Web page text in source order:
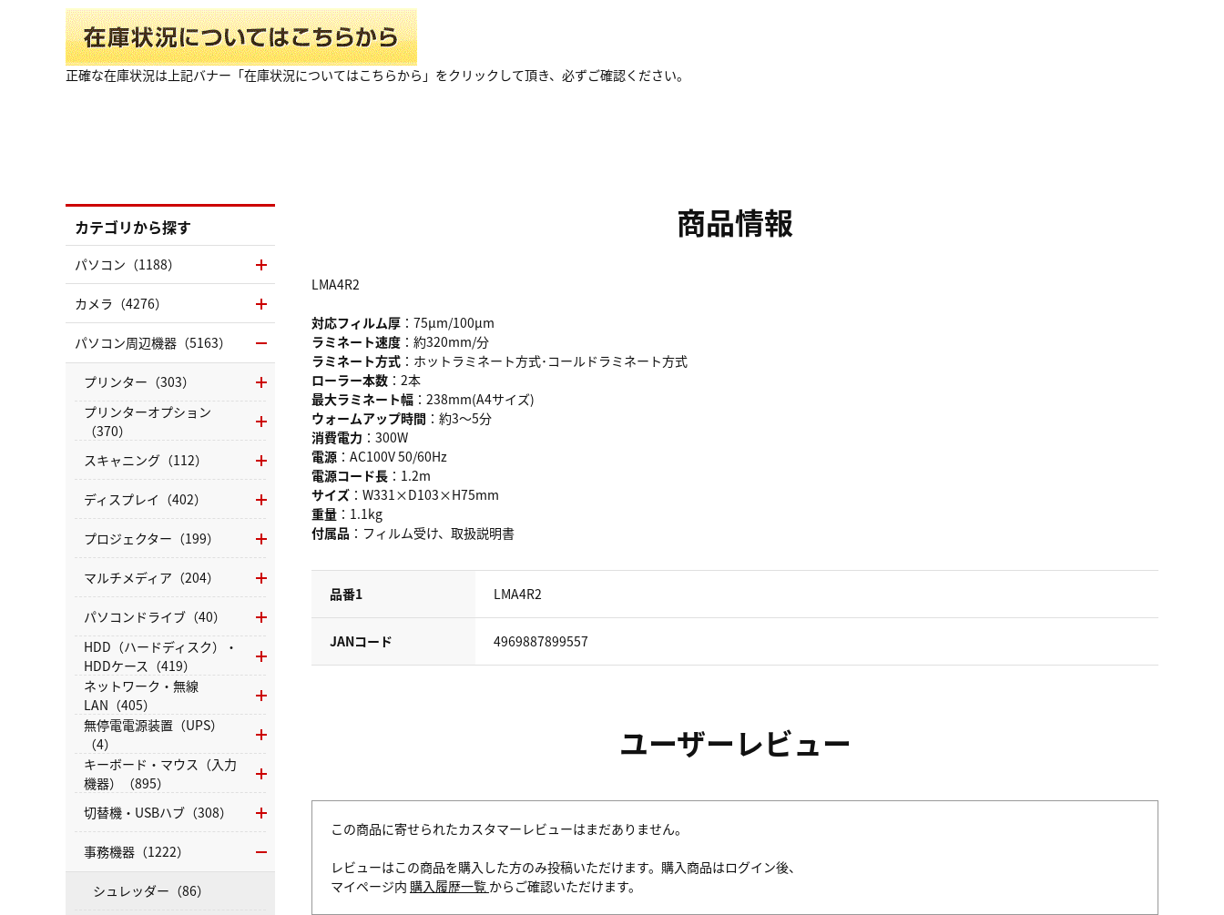
正確な在庫状況は上記バナー「在庫状況についてはこちらから」をクリックして頂き、必ずご確認ください。
商品情報
LMA4R2
対応フィルム厚 ：75μm/100μm
ラミネート速度 ：約320mm/分
ラミネート方式 ：ホットラミネート方式･コールドラミネート方式
ローラー本数 ：2本
最大ラミネート幅 ：238mm(A4サイズ)
ウォームアップ時間 ：約3～5分
消費電力 ：300W
電源 ：AC100V 50/60Hz
電源コード長 ：1.2m
サイズ ：W331×D103×H75mm
重量 ：1.1kg
付属品 ：フィルム受け、取扱説明書
品番1 LMA4R2
JANコード 4969887899557
ユーザーレビュー
この商品に寄せられたカスタマーレビューはまだありません。
レビューはこの商品を購入した方のみ投稿いただけます。購入商品はログイン後、
マイページ内 購入履歴一覧 からご確認いただけます。
カテゴリから探す
パソコン（1188）
カメラ（4276）
パソコン周辺機器（5163）
プリンター（303）
プリンターオプション
（370）
スキャニング（112）
ディスプレイ（402）
プロジェクター（199）
マルチメディア（204）
パソコンドライブ（40）
HDD（ハードディスク）・
HDDケース（419）
ネットワーク・無線
LAN（405）
無停電電源装置（UPS）
（4）
キーボード・マウス（入力
機器）（895）
切替機・USBハブ（308）
事務機器（1222）
シュレッダー（86）